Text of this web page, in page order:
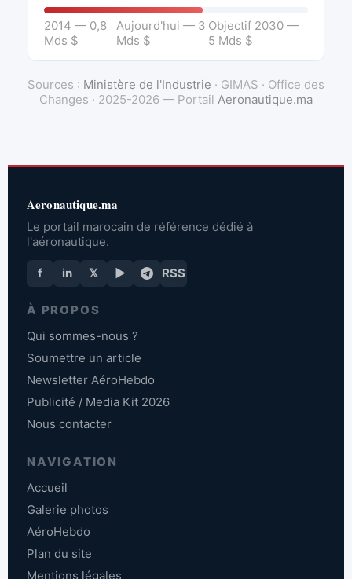
2014 — 0,8
Mds $
Aujourd'hui — 3
Mds $
Objectif 2030 —
5 Mds $
Sources : Ministère de l'Industrie · GIMAS · Office des
Changes · 2025-2026 — Portail Aeronautique.ma
Aeronautique.ma
Le portail marocain de référence dédié à
l'aéronautique.
f in 𝕏 ▶ RSS
À PROPOS
Qui sommes-nous ?
Soumettre un article
Newsletter AéroHebdo
Publicité / Media Kit 2026
Nous contacter
NAVIGATION
Accueil
Galerie photos
AéroHebdo
Plan du site
Mentions légales